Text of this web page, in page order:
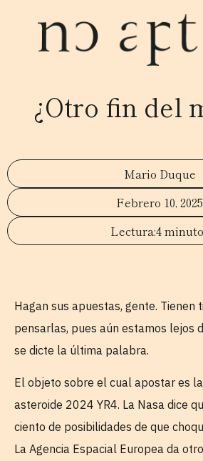
¿Otro fin del
Mario Duque
Febrero 10, 2025
4
Hagan sus apuestas, gente. Tienen
pensarlas, pues aún estamos lejos
se dicte la última palabra.
El objeto sobre el cual apostar es
asteroide 2024 YR4. La Nasa dice
ciento de posibilidades de que
La Agencia Espacial Europea da